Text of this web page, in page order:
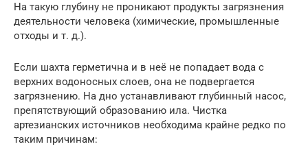
На такую глубину не проникают продукты загрязнения
деятельности человека (химические, промышленные
отходы и т. д.).
Если шахта герметична и в неё не попадает вода с
верхних водоносных слоев, она не подвергается
загрязнению. На дно устанавливают глубинный насос,
препятствующий образованию ила. Чистка
артезианских источников необходима крайне редко по
таким причинам: